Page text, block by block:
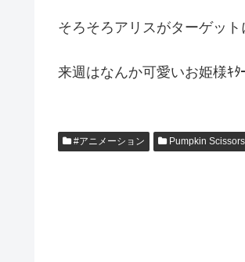
そろそろアリスがターゲッ
来週はなんか可愛いお
#アニメーション Pumpkin Scissors